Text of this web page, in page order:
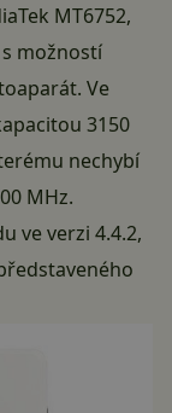
MT6752,
možností
Ve
3150
nechybí
MHz.
ve verzi 4.4.2,